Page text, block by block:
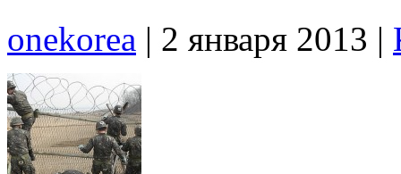
onekorea | 2 января 2013 |